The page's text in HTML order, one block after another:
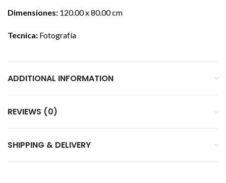
Dimensiones: 120.00 x 80.00 cm
Tecnica: Fotografía
ADDITIONAL INFORMATION
REVIEWS (0)
SHIPPING & DELIVERY